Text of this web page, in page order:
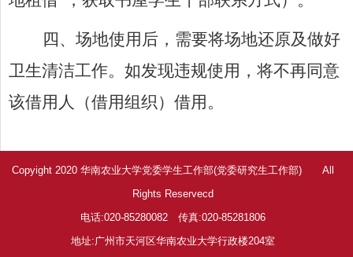
四、场地使用后，需要将场地还原及做好
卫生清洁工作。如发现违规使用，将不再同意
该借用人（借用组织）借用。
Copyight 2020 华南农业大学党委学生工作部(党委研究生工作部) All
Rights Reservecd
电话:020-85280082 传真:020-85281806
地址:广州市天河区华南农业大学行政楼204室